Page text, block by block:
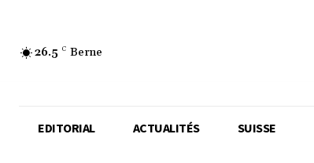
26.5 C Berne
EDITORIAL ACTUALITÉS SUISSE